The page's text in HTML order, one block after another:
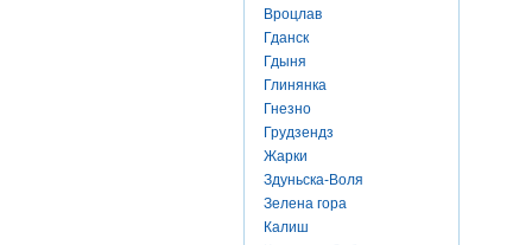
Вроцлав
Гданск
Гдыня
Глинянка
Гнезно
Грудзендз
Жарки
Здуньска-Воля
Зелена гора
Калиш